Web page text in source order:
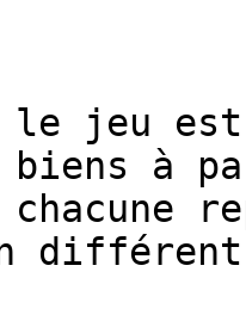
le jeu est
biens à